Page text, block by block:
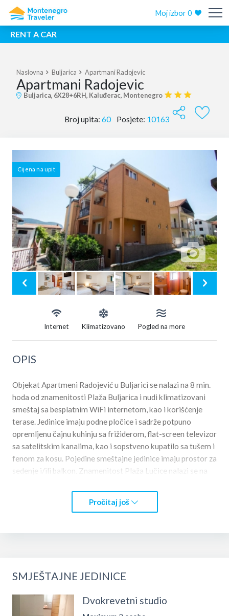
Moj izbor0
RENT A CAR
Naslovna Buljarica Apartmani Radojevic
Apartmani Radojevic
Buljarica, 6X28+6RH, Kaluđerac, Montenegro
Broj upita: 60 Posjete: 10163
Cijena na upit
Internet Klimatizovano Pogled na more
OPIS
Objekat Apartmeni Radojević u Buljarici se nalazi na 8 min.
hoda od znamenitosti Plaža Buljarica i nudi klimatizovani
smeštaj sa besplatnim WiFi internetom, kao i korišćenje
terase. Jedinice imaju podne pločice i sadrže potpuno
opremljenu čajnu kuhinju sa frižiderom, flat-screen televizor
sa satelitskim kanalima, kao i sopstveno kupatilo sa tušem i
fenom za kosu. Pojedine smeštajne jedinice imaju prostor za
sedenje i/ili balkon. Znamenitost Plaža Lučice nalazi se na
a znamenitost Plaža Petrovac na 2,6 km. Aerodrom
(Aerodrom Tivat) je udaljen 36 km.
Pročitaj još
SMJEŠTAJNE JEDINICE
Dvokrevetni studio